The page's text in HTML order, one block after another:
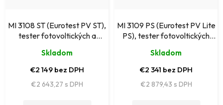
MI 3108 ST (Eurotest PV ST),
tester fotovoltických a
Skladom
€2 149 bez DPH
€2 643,27
MI 3109 PS (Eurotest PV Lite
PS), tester fotovoltických
Skladom
€2 341 bez DPH
€2 879,43